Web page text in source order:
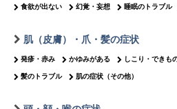
食欲が出ない 幻覚・妄想 睡眠のトラブル
肌（皮膚）・爪・髪の症状
発疹・赤み かゆみがある しこり・できも
髪のトラブル 肌の症状（その他）